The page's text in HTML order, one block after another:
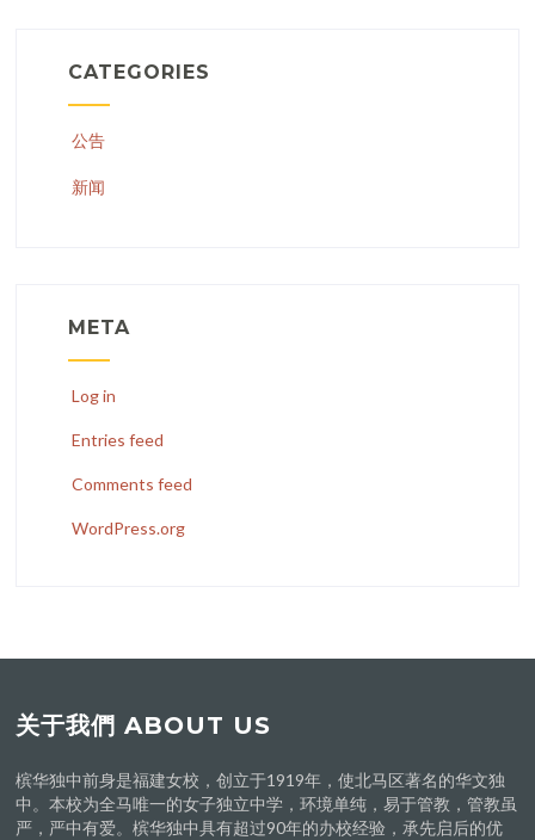
CATEGORIES
公告
新闻
META
Log in
Entries feed
Comments feed
WordPress.org
关于我們 ABOUT US
槟华独中前身是福建女校，创立于1919年，使北马区著名的华文独
中。本校为全马唯一的女子独立中学，环境单纯，易于管教，管教虽
严，严中有爱。槟华独中具有超过90年的办校经验，承先启后的优